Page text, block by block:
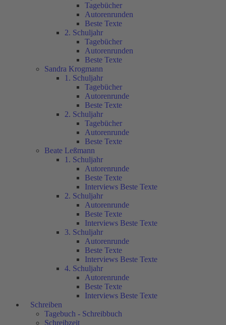
Tagebücher
Autorenrunden
Beste Texte
2. Schuljahr
Tagebücher
Autorenrunden
Beste Texte
Sandra Krogmann
1. Schuljahr
Tagebücher
Autorenrunde
Beste Texte
2. Schuljahr
Tagebücher
Autorenrunde
Beste Texte
Beate Leßmann
1. Schuljahr
Autorenrunde
Beste Texte
Interviews Beste Texte
2. Schuljahr
Autorenrunde
Beste Texte
Interviews Beste Texte
3. Schuljahr
Autorenrunde
Beste Texte
Interviews Beste Texte
4. Schuljahr
Autorenrunde
Beste Texte
Interviews Beste Texte
Schreiben
Tagebuch - Schreibbuch
Schreibzeit